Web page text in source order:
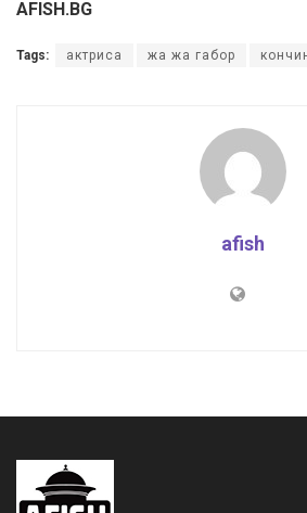
AFISH.BG
Tags: актриса жа жа габор
afish